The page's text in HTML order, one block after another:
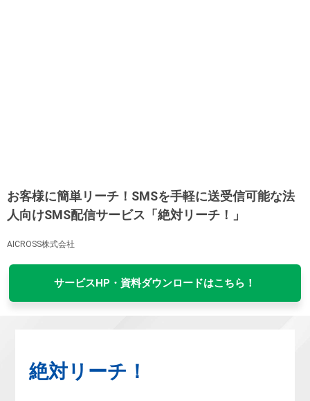
お客様に簡単リーチ！SMSを手軽に送受信可能な法
人向けSMS配信サービス「絶対リーチ！」
AICROSS株式会社
サービスHP・資料ダウンロードはこちら！
絶対リーチ！